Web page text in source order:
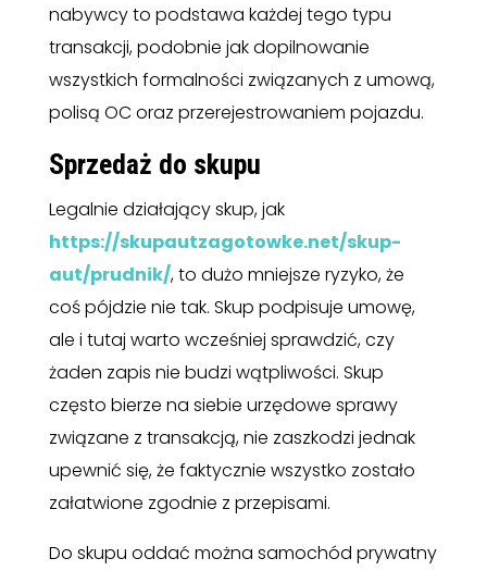
nabywcy to podstawa każdej tego typu
transakcji, podobnie jak dopilnowanie
wszystkich formalności związanych z umową,
polisą OC oraz przerejestrowaniem pojazdu.
Sprzedaż do skupu
Legalnie działający skup, jak
https://skupautzagotowke.net/skup-
aut/prudnik/, to dużo mniejsze ryzyko, że
coś pójdzie nie tak. Skup podpisuje umowę,
ale i tutaj warto wcześniej sprawdzić, czy
żaden zapis nie budzi wątpliwości. Skup
często bierze na siebie urzędowe sprawy
związane z transakcją, nie zaszkodzi jednak
upewnić się, że faktycznie wszystko zostało
załatwione zgodnie z przepisami.
Do skupu oddać można samochód prywatny